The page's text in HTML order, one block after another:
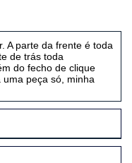
A parte da frente é toda
de trás toda
do fecho de clique
peça só, minha